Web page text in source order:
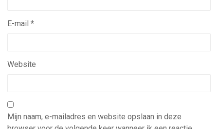
E-mail *
Website
Mijn naam, e-mailadres en website opslaan in deze